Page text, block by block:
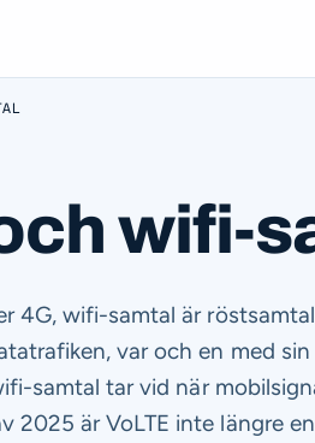
wifi-
4G, wifi-samtal är
var och en med
samtal tar vid när
2025 är VoLTE inte längre